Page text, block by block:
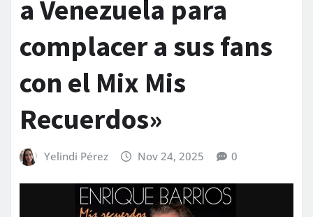
a Venezuela para
complacer a sus fans
con el Mix Mis
Recuerdos»
Yelindi Pérez Nov 24, 2025 0